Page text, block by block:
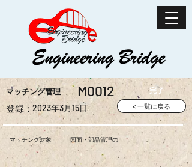
< 一覧に戻る
​マッチング管理 M0012
登録​：2023年3月15日
完了
マッチング対象 図面・部品管理の